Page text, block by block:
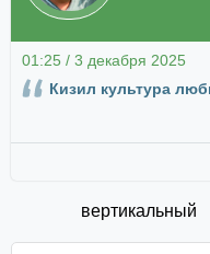
01:25 / 3 декабря 2025
Кизил культура
вертикальный